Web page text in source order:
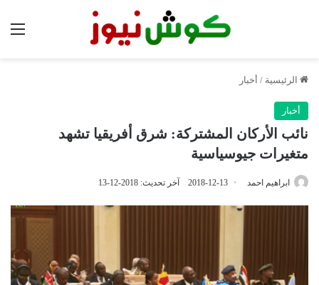
الرئيسية / أخبار
أخبار
نائب الأركان المشتركة: شرق أفريقيا تشهد
متغيرات جيوسياسية
ابراهيم احمد 2018-12-13 آخر تحديث: 2018-12-13